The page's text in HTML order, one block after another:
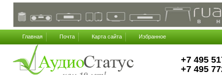
Главная Почта Карта сайта Избранное
+7 495
+7 495